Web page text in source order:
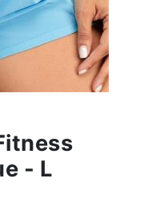
- L